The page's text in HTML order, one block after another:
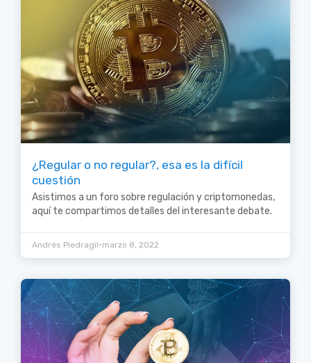
¿Regular o no regular?, esa es la difícil
cuestión
Asistimos a un foro sobre regulación y criptomonedas,
aquí te compartimos detalles del interesante debate.
Andrés Piedragil•marzo 8, 2022